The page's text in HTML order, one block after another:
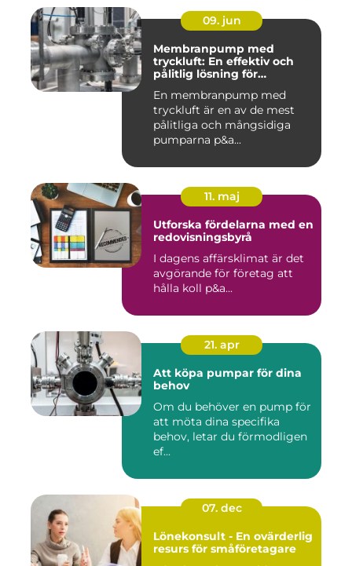
09. jun
Membranpump med
tryckluft: En effektiv och
pålitlig lösning för
En membranpump med
tryckluft är en av de mest
pålitliga och mångsidiga
pumparna p&a...
11. maj
Utforska fördelarna med en
redovisningsbyrå
I dagens affärsklimat är det
avgörande för företag att
hålla koll p&a...
21. apr
Att köpa pumpar för dina
behov
Om du behöver en pump för
att möta dina specifika
behov, letar du förmodligen
ef...
07. dec
Lönekonsult - En ovärderlig
resurs för småföretagare